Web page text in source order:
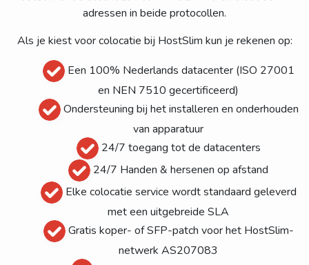
adressen in beide protocollen.
Als je kiest voor colocatie bij HostSlim kun je rekenen op:
Een 100% Nederlands datacenter (ISO 27001
en NEN 7510 gecertificeerd)
Ondersteuning bij het installeren en onderhouden
van apparatuur
24/7 toegang tot de datacenters
24/7 Handen & hersenen op afstand
Elke colocatie service wordt standaard geleverd
met een uitgebreide SLA
Gratis koper- of SFP-patch voor het HostSlim-
netwerk AS207083